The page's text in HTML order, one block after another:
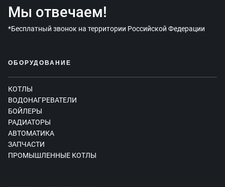
Мы отвечаем!
*Бесплатный звонок на территории Российской Федерации
ОБОРУДОВАНИЕ
КОТЛЫ
ВОДОНАГРЕВАТЕЛИ
БОЙЛЕРЫ
РАДИАТОРЫ
АВТОМАТИКА
ЗАПЧАСТИ
ПРОМЫШЛЕННЫЕ КОТЛЫ